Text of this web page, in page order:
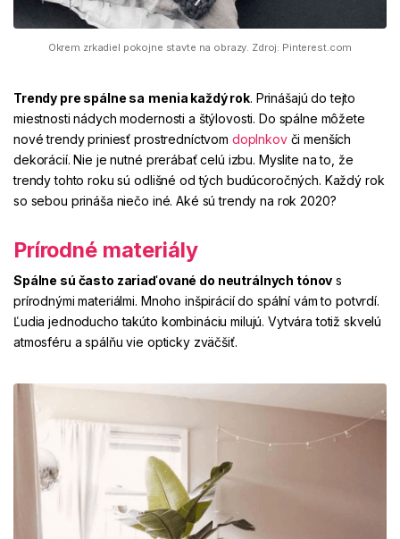
Okrem zrkadiel pokojne stavte na obrazy. Zdroj: Pinterest.com
Trendy pre spálne sa menia každý rok. Prinášajú do tejto
miestnosti nádych modernosti a štýlovosti. Do spálne môžete
nové trendy priniesť prostredníctvom doplnkovči menších
dekorácií. Nie je nutné prerábať celú izbu. Myslite na to, že
trendy tohto roku sú odlišné od tých budúcoročných. Každý rok
so sebou prináša niečo iné. Aké sú trendy na rok 2020?
Prírodné materiály
Spálne sú často zariaďované do neutrálnych tónov s
prírodnými materiálmi. Mnoho inšpirácií do spální vám to potvrdí.
Ľudia jednoducho takúto kombináciu milujú. Vytvára totiž skvelú
atmosféru a spálňu vie opticky zväčšiť.